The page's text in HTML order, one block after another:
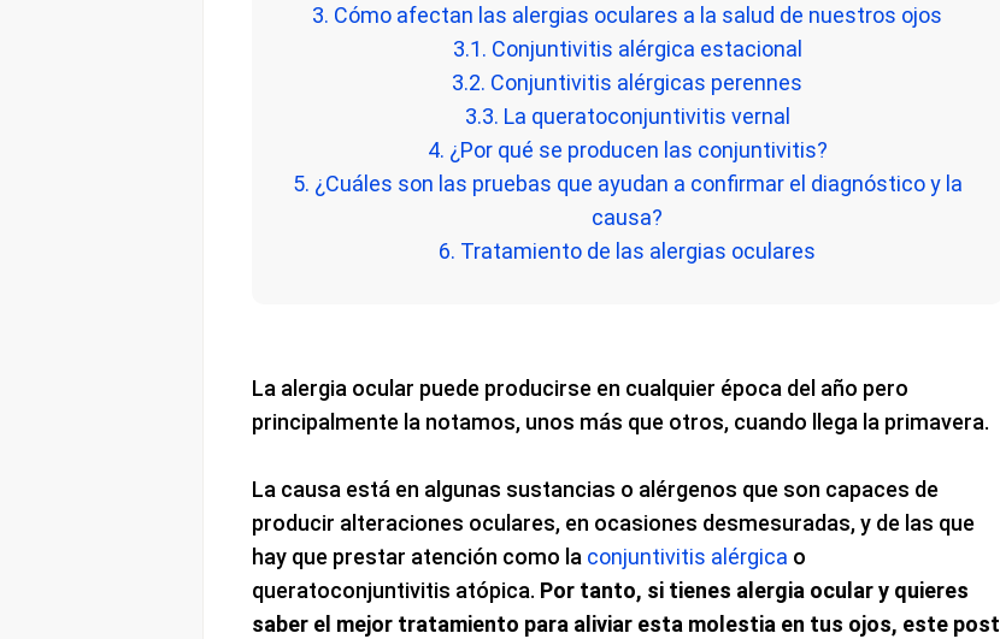
3. Cómo afectan las alergias oculares a la salud de nuestros ojos
3.1. Conjuntivitis alérgica estacional
3.2. Conjuntivitis alérgicas perennes
3.3. La queratoconjuntivitis vernal
4. ¿Por qué se producen las conjuntivitis?
5. ¿Cuáles son las pruebas que ayudan a confirmar el diagnóstico y la
causa?
6. Tratamiento de las alergias oculares
La alergia ocular puede producirse en cualquier época del año pero
principalmente la notamos, unos más que otros, cuando llega la primavera.
La causa está en algunas sustancias o alérgenos que son capaces de
producir alteraciones oculares, en ocasiones desmesuradas, y de las que
hay que prestar atención como la conjuntivitis alérgica o
queratoconjuntivitis atópica. Por tanto, si tienes alergia ocular y quieres
saber el mejor tratamiento para aliviar esta molestia en tus ojos, este post